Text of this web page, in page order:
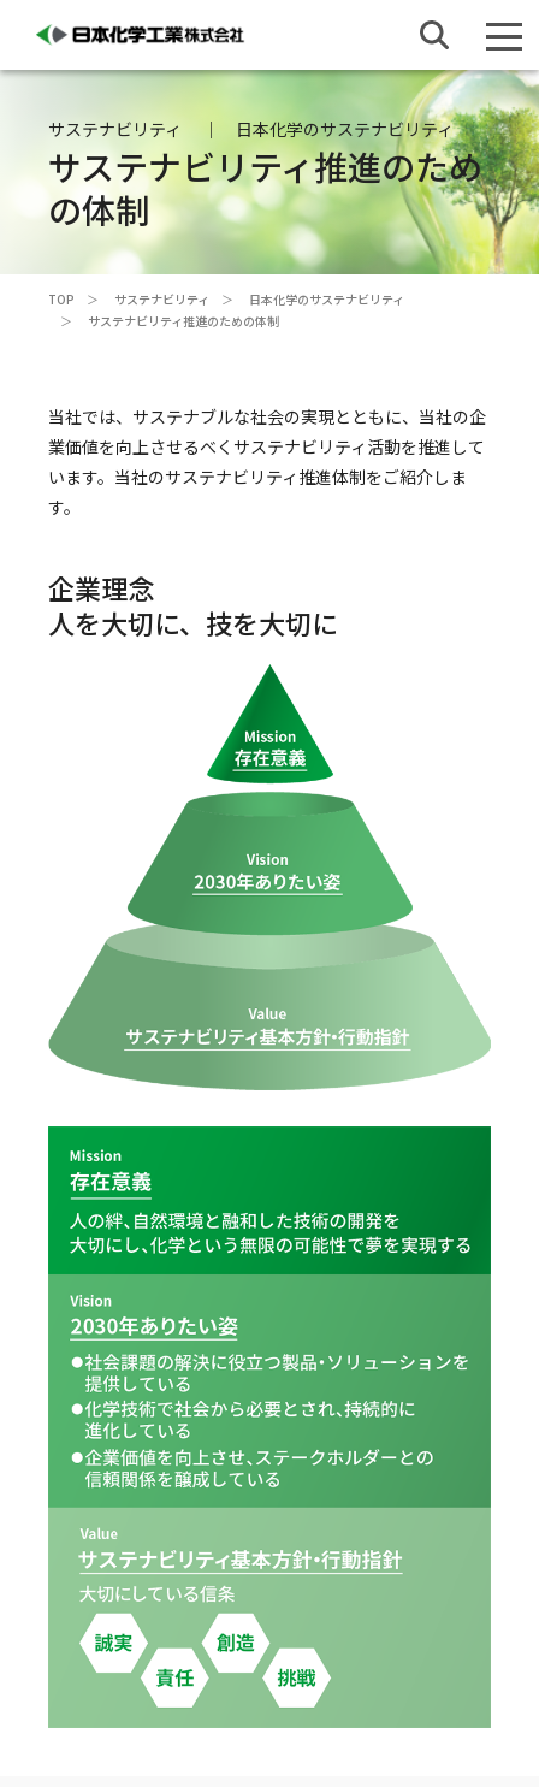
サステナビリティ 日本化学のサステナビリティ
サステナビリティ推進のため
の体制
TOP サステナビリティ
日本化学のサステナビリティ
サステナビリティ推進のための体制
当社では、サステナブルな社会の実現とともに、当社の企
業価値を向上させるべくサステナビリティ活動を推進して
います。当社のサステナビリティ推進体制をご紹介しま
す。
企業理念
人を大切に、技を大切に